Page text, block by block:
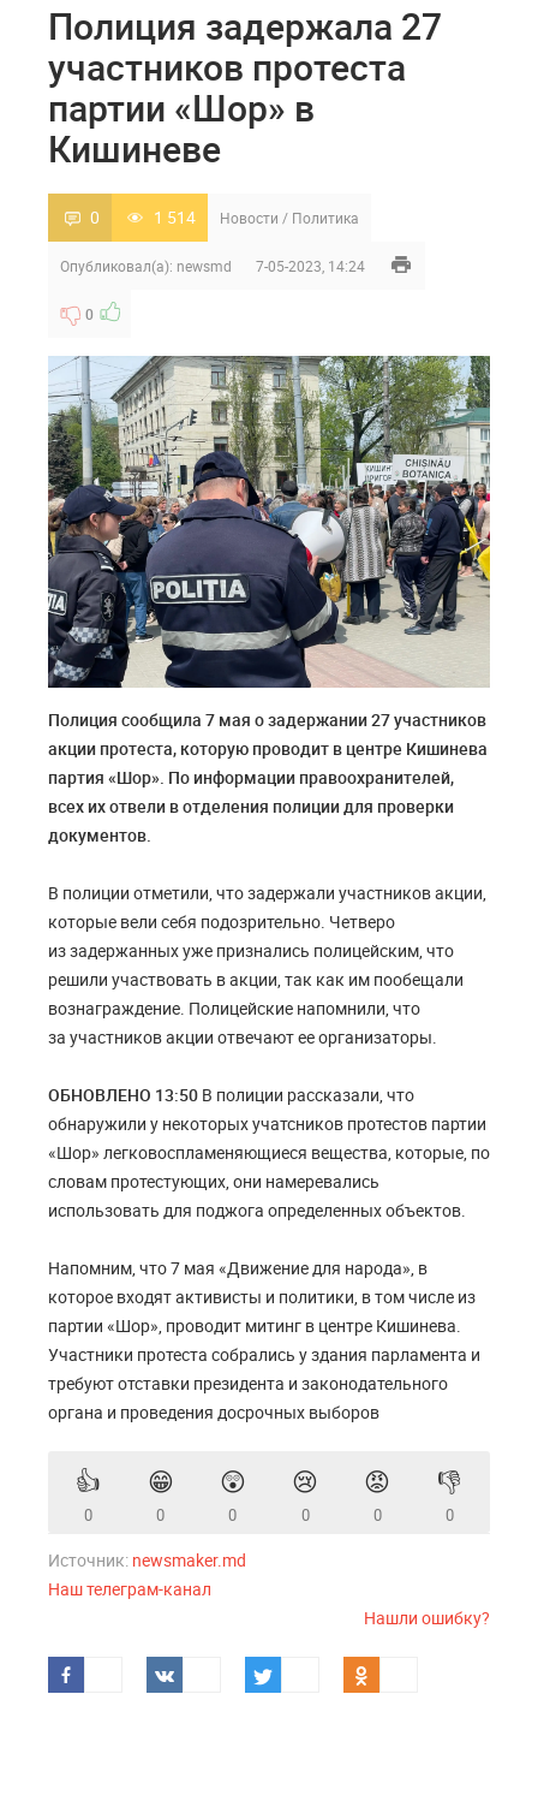
Полиция задержала 27
участников протеста
партии «Шор» в
Кишиневе
0 1 514 Новости / Политика
Опубликовал(а): newsmd 7-05-2023, 14:24
0
Полиция сообщила 7 мая о задержании 27 участников
акции протеста, которую проводит в центре Кишинева
партия «Шор». По информации правоохранителей,
всех их отвели в отделения полиции для проверки
документов.
В полиции отметили, что задержали участников акции,
которые вели себя подозрительно. Четверо
из задержанных уже признались полицейским, что
решили участвовать в акции, так как им пообещали
вознаграждение. Полицейские напомнили, что
за участников акции отвечают ее организаторы.
ОБНОВЛЕНО 13:50 В полиции рассказали, что
обнаружили у некоторых учатсников протестов партии
«Шор» легковоспламеняющиеся вещества, которые, по
словам протестующих, они намеревались
использовать для поджога определенных объектов.
Напомним, что 7 мая «Движение для народа», в
которое входят активисты и политики, в том числе из
партии «Шор», проводит митинг в центре Кишинева.
Участники протеста собрались у здания парламента и
требуют отставки президента и законодательного
органа и проведения досрочных выборов
👍
0
😁
0
😲
0
😢
0
😡
0
👎
0
Источник: newsmaker.md
Наш телеграм-канал
Нашли ошибку?